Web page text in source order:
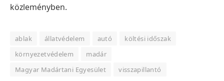
közleményben.
ablak állatvédelem autó
költési időszak
környezetvédelem
madár
Magyar Madártani Egyesület
visszapillantó